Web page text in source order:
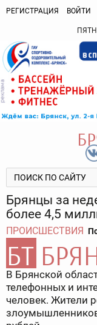
РЕГИСТРАЦИЯ ВОЙТИ
Брянцы за
более 4,5
ПРОИСШЕСТВИЯ
В Брянской
телефонных и
человек. Жители